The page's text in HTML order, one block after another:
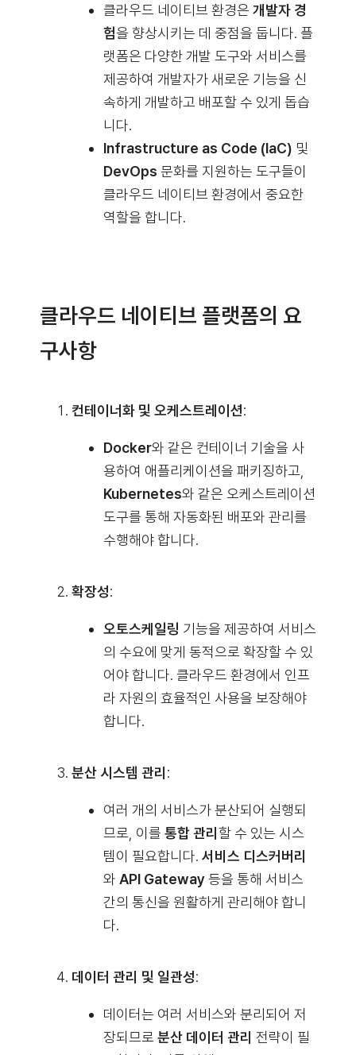
클라우드 네이티브 환경은 개발자 경
험을 향상시키는 데 중점을 둡니다. 플
랫폼은 다양한 개발 도구와 서비스를
제공하여 개발자가 새로운 기능을 신
속하게 개발하고 배포할 수 있게 돕습
니다.
Infrastructure as Code (IaC) 및
DevOps 문화를 지원하는 도구들이
클라우드 네이티브 환경에서 중요한
역할을 합니다.
클라우드 네이티브 플랫폼의 요
구사항
컨테이너화 및 오케스트레이션:
Docker와 같은 컨테이너 기술을 사
용하여 애플리케이션을 패키징하고,
Kubernetes와 같은 오케스트레이션
도구를 통해 자동화된 배포와 관리를
수행해야 합니다.
확장성:
오토스케일링 기능을 제공하여 서비스
의 수요에 맞게 동적으로 확장할 수 있
어야 합니다. 클라우드 환경에서 인프
라 자원의 효율적인 사용을 보장해야
합니다.
분산 시스템 관리:
여러 개의 서비스가 분산되어 실행되
므로, 이를 통합 관리할 수 있는 시스
템이 필요합니다. 서비스 디스커버리
와 API Gateway등을 통해 서비스
간의 통신을 원활하게 관리해야 합니
다.
데이터 관리 및 일관성:
데이터는 여러 서비스와 분리되어 저
장되므로 분산 데이터 관리 전략이 필